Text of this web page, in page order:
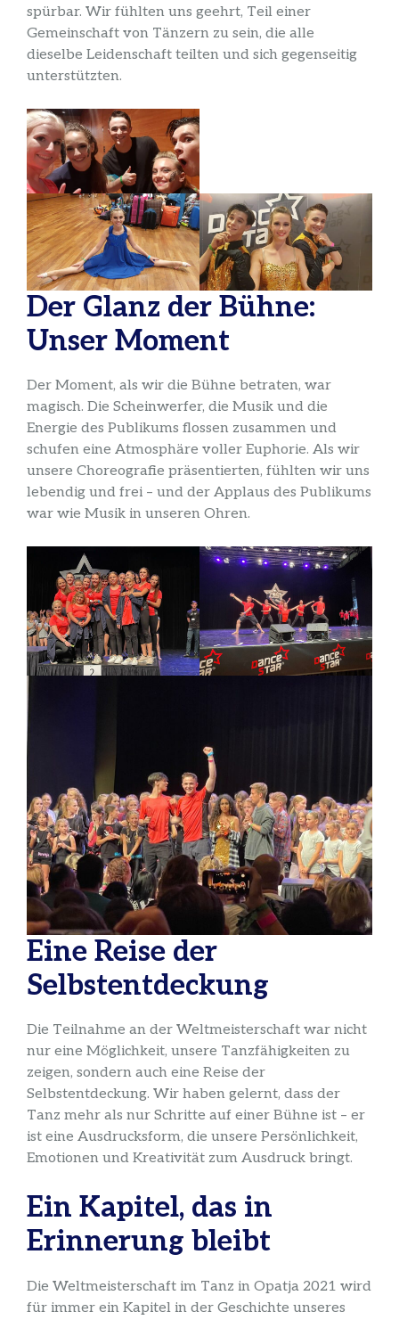
spürbar. Wir fühlten uns geehrt, Teil einer
Gemeinschaft von Tänzern zu sein, die alle
dieselbe Leidenschaft teilten und sich gegenseitig
unterstützten.
Der Glanz der Bühne:
Unser Moment
Der Moment, als wir die Bühne betraten, war
magisch. Die Scheinwerfer, die Musik und die
Energie des Publikums flossen zusammen und
schufen eine Atmosphäre voller Euphorie. Als wir
unsere Choreografie präsentierten, fühlten wir uns
lebendig und frei – und der Applaus des Publikums
war wie Musik in unseren Ohren.
Eine Reise der
Selbstentdeckung
Die Teilnahme an der Weltmeisterschaft war nicht
nur eine Möglichkeit, unsere Tanzfähigkeiten zu
zeigen, sondern auch eine Reise der
Selbstentdeckung. Wir haben gelernt, dass der
Tanz mehr als nur Schritte auf einer Bühne ist – er
ist eine Ausdrucksform, die unsere Persönlichkeit,
Emotionen und Kreativität zum Ausdruck bringt.
Ein Kapitel, das in
Erinnerung bleibt
Die Weltmeisterschaft im Tanz in Opatja 2021 wird
für immer ein Kapitel in der Geschichte unseres